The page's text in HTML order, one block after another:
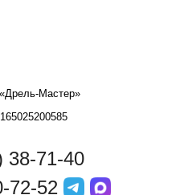
Мастер»
38-71-40
72-52